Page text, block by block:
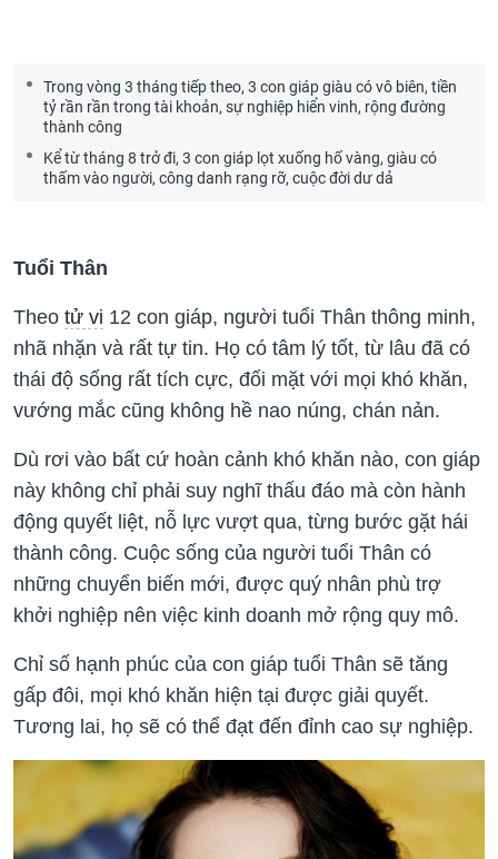
Trong vòng 3 tháng tiếp theo, 3 con giáp giàu có vô biên, tiền
tỷ rần rần trong tài khoản, sự nghiệp hiển vinh, rộng đường
thành công
Kể từ tháng 8 trở đi, 3 con giáp lọt xuống hố vàng, giàu có
thấm vào người, công danh rạng rỡ, cuộc đời dư dả
Tuổi Thân
Theo tử vi 12 con giáp, người tuổi Thân thông minh,
nhã nhặn và rất tự tin. Họ có tâm lý tốt, từ lâu đã có
thái độ sống rất tích cực, đối mặt với mọi khó khăn,
vướng mắc cũng không hề nao núng, chán nản.
Dù rơi vào bất cứ hoàn cảnh khó khăn nào, con giáp
này không chỉ phải suy nghĩ thấu đáo mà còn hành
động quyết liệt, nỗ lực vượt qua, từng bước gặt hái
thành công. Cuộc sống của người tuổi Thân có
những chuyển biến mới, được quý nhân phù trợ
khởi nghiệp nên việc kinh doanh mở rộng quy mô.
Chỉ số hạnh phúc của con giáp tuổi Thân sẽ tăng
gấp đôi, mọi khó khăn hiện tại được giải quyết.
Tương lai, họ sẽ có thể đạt đến đỉnh cao sự nghiệp.